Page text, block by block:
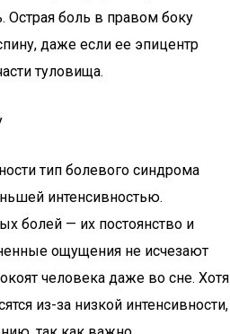
Острая боль в правом боку
даже если ее эпицентр
туловища.
тип болевого синдрома
интенсивностью.
болей — их постоянство и
ощущения не исчезают
человека даже во сне. Хотя
из-за низкой интенсивности,